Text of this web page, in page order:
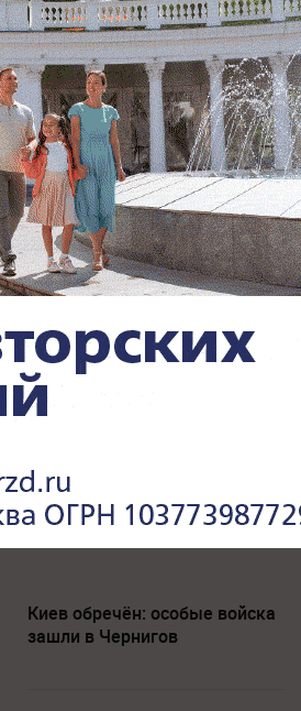
США УКРАИНА МИРОВАЯ
Киев обречён: особые войска
зашли в Чернигов